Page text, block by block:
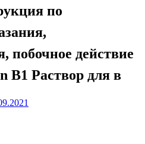
по
побочное действие
B1 Раствор для в